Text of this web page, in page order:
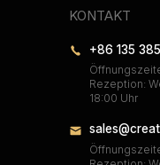
KONTAKT
+86 135
Rezeption:
18:00 Uhr